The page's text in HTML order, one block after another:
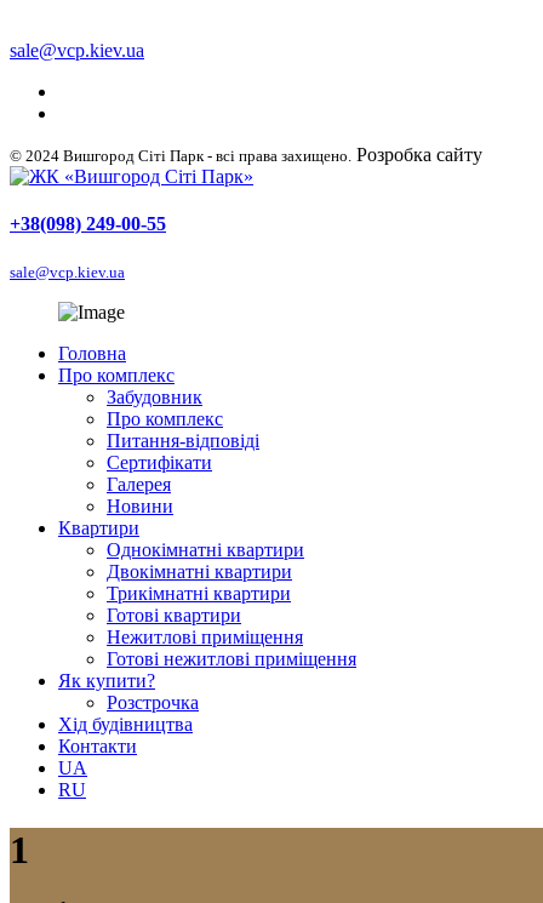
sale@vcp.kiev.ua
© 2024 Вишгород Сіті Парк - всі права захищено. Розробка сайту
+38(098) 249-00-55
sale@vcp.kiev.ua
Головна
Про комплекс
Забудовник
Про комплекс
Питання-відповіді
Сертифікати
Галерея
Новини
Квартири
Однокімнатні квартири
Двокімнатні квартири
Трикімнатні квартири
Готові квартири
Нежитлові приміщення
Готові нежитлові приміщення
Як купити?
Розстрочка
Хід будівництва
Контакти
UA
RU
1